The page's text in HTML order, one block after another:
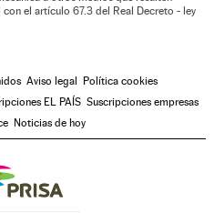
el artículo 67.3 del Real Decreto - ley
Aviso legal Política cookies
EL PAÍS Suscripciones empresas
Noticias de hoy